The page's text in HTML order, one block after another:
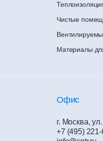
Чистые
Материалы
Офис
г. Москва,
+7 (495)